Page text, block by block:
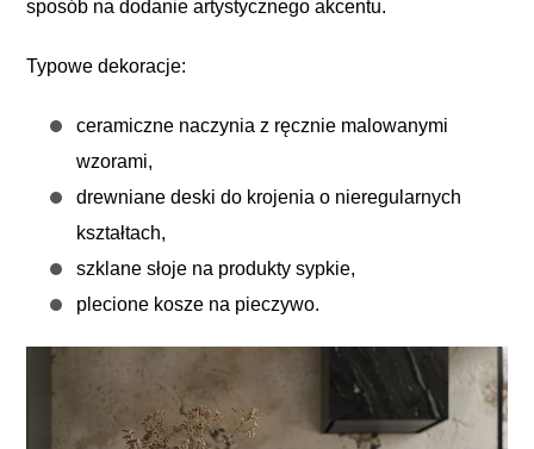
sposób na dodanie artystycznego akcentu.
Typowe dekoracje:
ceramiczne naczynia z ręcznie malowanymi
wzorami,
drewniane deski do krojenia o nieregularnych
kształtach,
szklane słoje na produkty sypkie,
plecione kosze na pieczywo.